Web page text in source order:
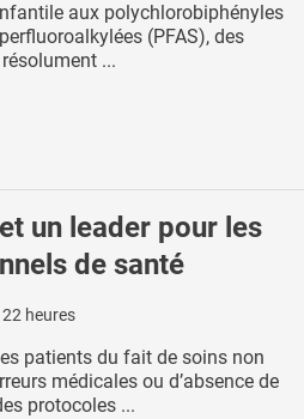
aux polychlorobiphényles
(PFAS), des
...
un leader pour les
de santé
heures
patients du fait de soins non
médicales ou d’absence de
protocoles ...